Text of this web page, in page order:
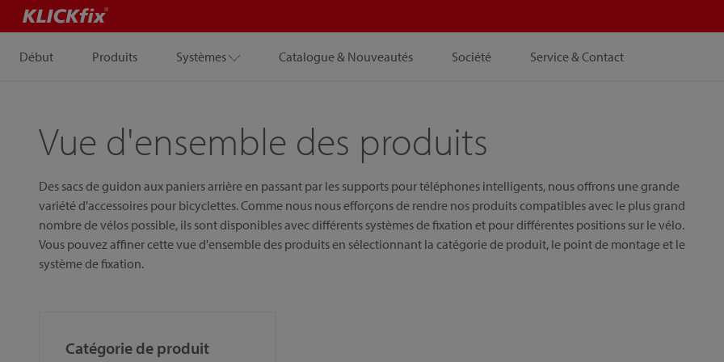
Début Produits Systèmes Catalogue & Nouveautés Société Service & Contact
Vue d'ensemble des produits
Des sacs de guidon aux paniers arrière en passant par les supports pour téléphones intelligents, nous offrons une grande
variété d'accessoires pour bicyclettes. Comme nous nous efforçons de rendre nos produits compatibles avec le plus grand
nombre de vélos possible, ils sont disponibles avec différents systèmes de fixation et pour différentes positions sur le vélo.
Vous pouvez affiner cette vue d'ensemble des produits en sélectionnant la catégorie de produit, le point de montage et le
système de fixation.
Catégorie de produit